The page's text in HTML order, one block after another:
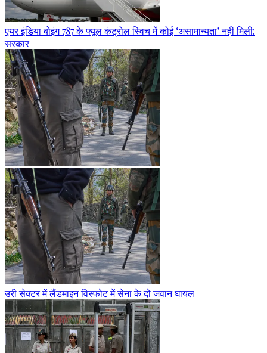
एयर इंडिया बोइंग 787 के फ्यूल कंट्रोल स्विच में कोई ‘असामान्यता’ नहीं मिली:
सरकार
उरी सेक्टर में लैंडमाइन विस्फोट में सेना के दो जवान घायल